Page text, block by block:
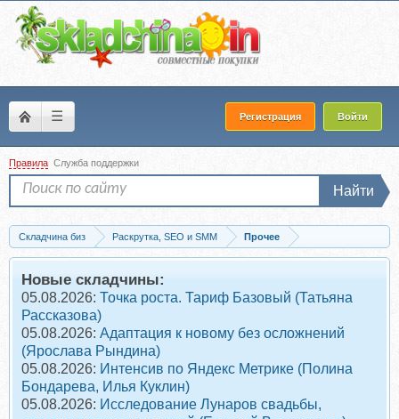
☰ Регистрация Войти
Правила Служба поддержки
Найти
Складчина биз Раскрутка, SEO и SMM
Прочее
Запись Комплексный интернет-маркетинг. Тариф Стандарт (Андрей Буренок)
Новые складчины:
05.08.2026: Точка роста. Тариф Базовый (Татьяна
Рассказова)
05.08.2026: Адаптация к новому без осложнений
(Ярослава Рындина)
05.08.2026: Интенсив по Яндекс Метрике (Полина
Бондарева, Илья Куклин)
05.08.2026: Исследование Лунаров свадьбы,